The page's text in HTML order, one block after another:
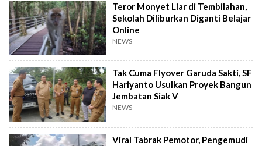
Teror Monyet Liar di Tembilahan,
Sekolah Diliburkan Diganti Belajar
Online
NEWS
Tak Cuma Flyover Garuda Sakti, SF
Hariyanto Usulkan Proyek Bangun
Jembatan Siak V
NEWS
Viral Tabrak Pemotor, Pengemudi